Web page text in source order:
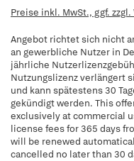
Preise inkl. MwSt., ggf.
Angebot richtet sich nicht
an gewerbliche Nutzer in
jährliche
Nutzungslizenz verlängert
und kann spätestens 30
gekündigt werden. This
exclusively at commercial
license fees for 365 days
will be renewed
cancelled no later than 30